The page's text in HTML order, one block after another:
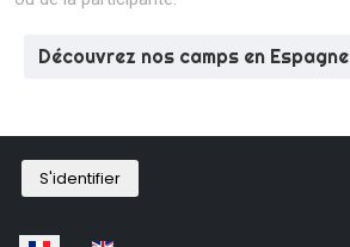
Découvrez nos camps en Espagne
S'identifier